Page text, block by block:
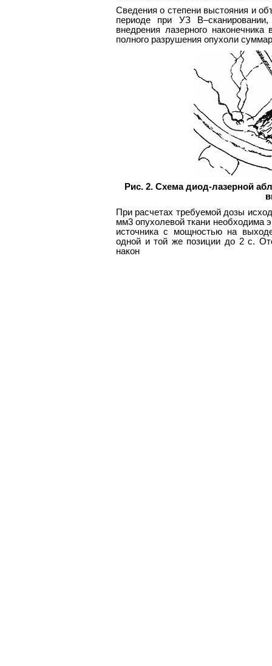
Сведения о степени выстояния и
периоде при УЗ
внедрения лазерного
полного разрушения опухоли
Рис. 2. Схема диод-лазерной
При расчетах требуемой дозы
мм3 опухолевой ткани необходима
источника с мощностью на
одной и той же позиции до 2 с.
након